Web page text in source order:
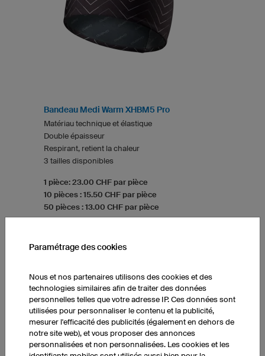
Bandeau Medi Warm XHBM5 Pro
Matériau technique et élastique
Double épaisseur
Respirant, retient la chaleur
3 tailles disponibles
1 pièce: 23.00 CHF par pièce
10 pièces : 15.50 CHF par pièce
50 pièces : 13.00 CHF par pièce
Paramétrage des cookies
Nous et nos partenaires utilisons des cookies et des
technologies similaires afin de traiter des données
personnelles telles que votre adresse IP. Ces données sont
utilisées pour personnaliser le contenu et la publicité,
mesurer l'efficacité des publicités (également en dehors de
notre site web), et vous proposer des annonces
personnalisées et non personnalisées. Les cookies et les